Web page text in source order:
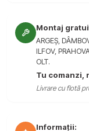
Montaj
ARGEȘ,
ILFOV,
OLT.
Tu comanzi,
Livrare cu flotă
Informații: